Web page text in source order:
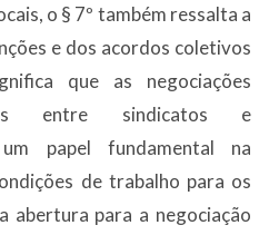
o § 7º também ressalta a
e dos acordos coletivos
que as negociações
entre sindicatos e
papel fundamental na
de trabalho para os
abertura para a negociação